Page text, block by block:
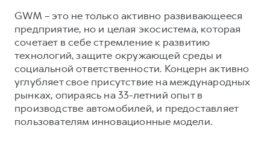
GWM – это не только активно развивающееся
предприятие, но и целая экосистема, которая
сочетает в себе стремление к развитию
технологий, защите окружающей среды и
социальной ответственности. Концерн активно
углубляет свое присутствие на международных
рынках, опираясь на 33-летний опыт в
производстве автомобилей, и предоставляет
пользователям инновационные модели.